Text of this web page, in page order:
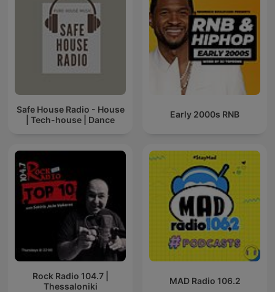
Safe House Radio - House
| Tech-house | Dance
Early 2000s RNB
Rock Radio 104.7 |
Thessaloniki
MAD Radio 106.2